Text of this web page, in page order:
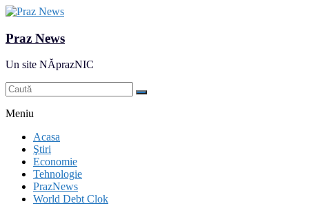
Praz News
Un site NĂprazNIC
Meniu
Acasa
Ştiri
Economie
Tehnologie
PrazNews
World Debt Clok